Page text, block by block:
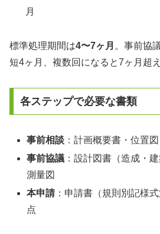
月
標準処理期間は4〜7ヶ月 。事前協
短4ヶ月、複数回になると7ヶ月超
各ステップで必要な書類
事前相談 ：計画概要書・位置
事前協議 ：設計図書（造成・
測量図
本申請：申請書（規則別記様
点